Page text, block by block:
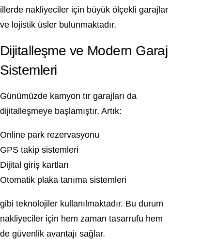
illerde nakliyeciler için büyük ölçekli garajlar
ve lojistik üsler bulunmaktadır.
Dijitalleşme ve Modern Garaj
Sistemleri
Günümüzde kamyon tır garajları da
dijitalleşmeye başlamıştır. Artık:
Online park rezervasyonu
GPS takip sistemleri
Dijital giriş kartları
Otomatik plaka tanıma sistemleri
gibi teknolojiler kullanılmaktadır. Bu durum
nakliyeciler için hem zaman tasarrufu hem
de güvenlik avantajı sağlar.